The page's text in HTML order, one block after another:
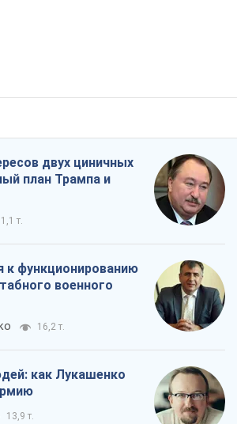
двух циничных
план Трампа и
т.
к функционированию
военного
16,2 т.
как Лукашенко
13,9 т.